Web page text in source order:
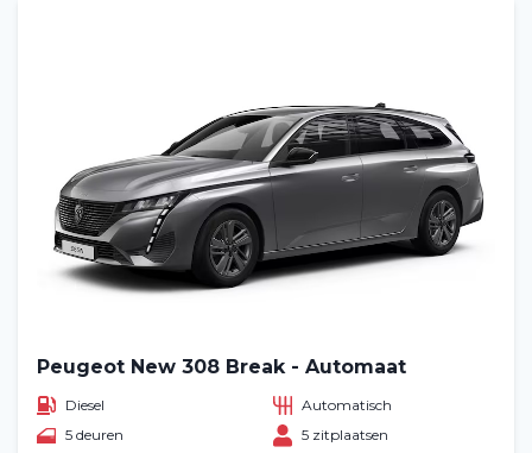
Peugeot New 308 Break - Automaat
Diesel
Automatisch
5 deuren
5 zitplaatsen